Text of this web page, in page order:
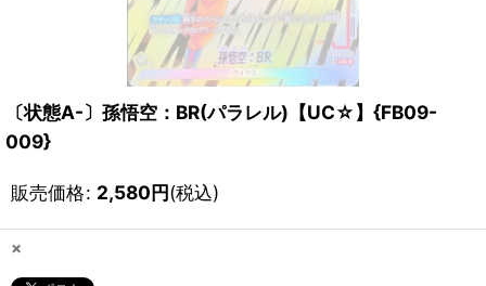
〔状態A-〕孫悟空：BR(パラレル)【UC☆】{FB09-
009}
販売価格: 2,580円(税込)
×